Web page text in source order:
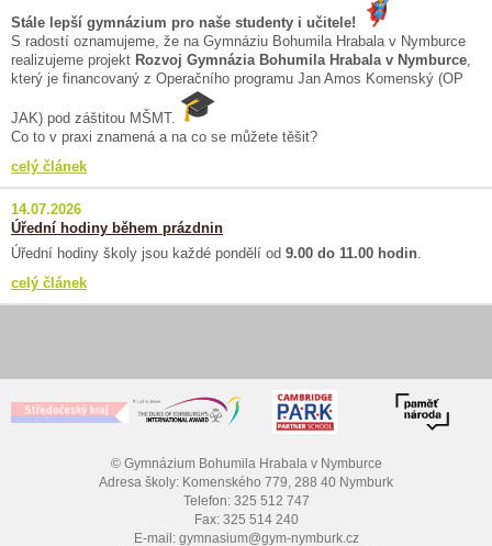
Stále lepší gymnázium pro naše studenty i učitele!
S radostí oznamujeme, že na Gymnáziu Bohumila Hrabala v Nymburce
realizujeme projekt Rozvoj Gymnázia Bohumila Hrabala v Nymburce
který je financovaný z Operačního programu Jan Amos Komenský (OP
JAK) pod záštitou MŠMT.
Co to v praxi znamená a na co se můžete těšit?
celý článek
14.07.2026
Úřední hodiny během prázdnin
Úřední hodiny školy jsou každé pondělí od 9.00 do 11.00 hodin
celý článek
© Gymnázium Bohumila Hrabala v Nymburce
Adresa školy: Komenského 779, 288 40 Nymburk
Telefon: 325 512 747
Fax: 325 514 240
E-mail: gymnasium@gym-nymburk.cz